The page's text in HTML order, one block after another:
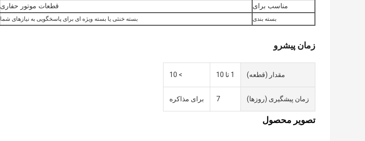
مناسب برای
قطعات موتور حفاری
بسته بندی بسته خنثی یا بسته ویژه ای برای پاسخگویی به نیازهای شما
زمان پیشرو
مقدار (قطعه) 1 تا 10 > 10
زمان پیشگیری (روزها) 7 برای مذاکره
تصویر محصول